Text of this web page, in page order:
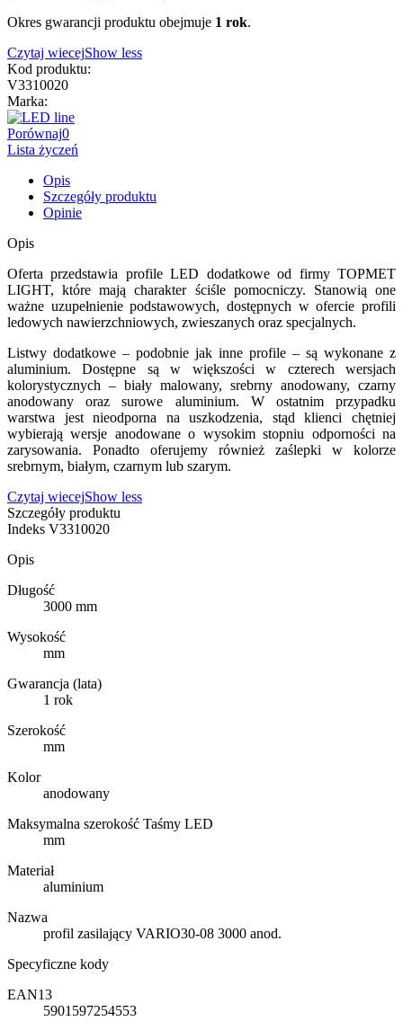
Okres gwarancji produktu obejmuje 1 rok.
Czytaj wiecejShow less
Kod produktu:
V3310020
Marka:
Porównaj0
Lista życzeń
Opis
Szczegóły produktu
Opinie
Opis
Oferta przedstawia profile LED dodatkowe od firmy TOPMET
LIGHT, które mają charakter ściśle pomocniczy. Stanowią one
ważne uzupełnienie podstawowych, dostępnych w ofercie profili
ledowych nawierzchniowych, zwieszanych oraz specjalnych.
Listwy dodatkowe – podobnie jak inne profile – są wykonane z
aluminium. Dostępne są w większości w czterech wersjach
kolorystycznych – biały malowany, srebrny anodowany, czarny
anodowany oraz surowe aluminium. W ostatnim przypadku
warstwa jest nieodporna na uszkodzenia, stąd klienci chętniej
wybierają wersje anodowane o wysokim stopniu odporności na
zarysowania. Ponadto oferujemy również zaślepki w kolorze
srebrnym, białym, czarnym lub szarym.
Czytaj wiecejShow less
Szczegóły produktu
Indeks V3310020
Opis
Długość
3000 mm
Wysokość
mm
Gwarancja (lata)
1 rok
Szerokość
mm
Kolor
anodowany
Maksymalna szerokość Taśmy LED
mm
Materiał
aluminium
Nazwa
profil zasilający VARIO30-08 3000 anod.
Specyficzne kody
EAN13
5901597254553